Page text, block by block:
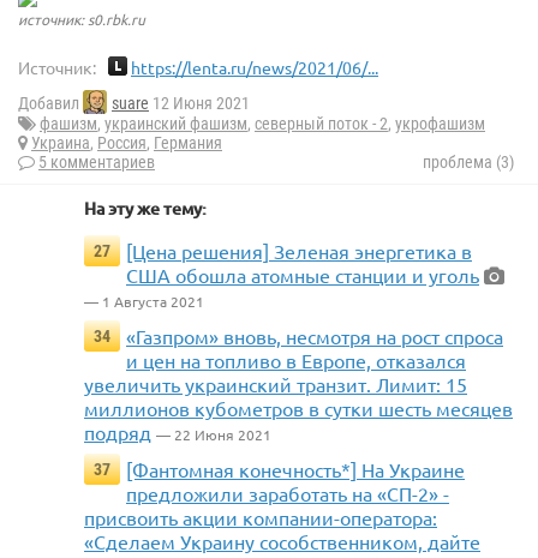
источник: s0.rbk.ru
Источник: https://lenta.ru/news/2021/06/...
Добавил suare 12 Июня 2021
фашизм, украинский фашизм, северный поток - 2, укрофашизм
Украина, Россия, Германия
5 комментариев
проблема (3)
На эту же тему:
27
[Цена решения] Зеленая энергетика в
США обошла атомные станции и уголь
— 1 Августа 2021
34
«Газпром» вновь, несмотря на рост спроса
и цен на топливо в Европе, отказался
увеличить украинский транзит. Лимит: 15
миллионов кубометров в сутки шесть месяцев
подряд — 22 Июня 2021
37
[Фантомная конечность*] На Украине
предложили заработать на «СП-2» -
присвоить акции компании-оператора:
«Сделаем Украину сособственником, дайте